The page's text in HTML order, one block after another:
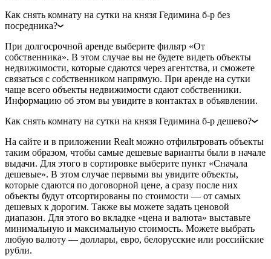
Как снять комнату на сутки на князя Гедимина б-р без
посредника?
При долгосрочной аренде выберите фильтр «От
собственника». В этом случае вы не будете видеть объекты
недвижимости, которые сдаются через агентства, и сможете
связаться с собственником напрямую. При аренде на сутки
чаще всего объекты недвижимости сдают собственники.
Информацию об этом вы увидите в контактах в объявлении.
Как снять комнату на сутки на князя Гедимина б-р дешево?
На сайте и в приложении Realt можно отфильтровать объекты
таким образом, чтобы самые дешевые варианты были в начале
выдачи. Для этого в сортировке выберите пункт «Сначала
дешевые». В этом случае первыми вы увидите объекты,
которые сдаются по договорной цене, а сразу после них
объекты будут отсортированы по стоимости — от самых
дешевых к дорогим. Также вы можете задать ценовой
диапазон. Для этого во вкладке «цена и валюта» выставьте
минимальную и максимальную стоимость. Можете выбрать
любую валюту — доллары, евро, белорусские или российские
рубли.